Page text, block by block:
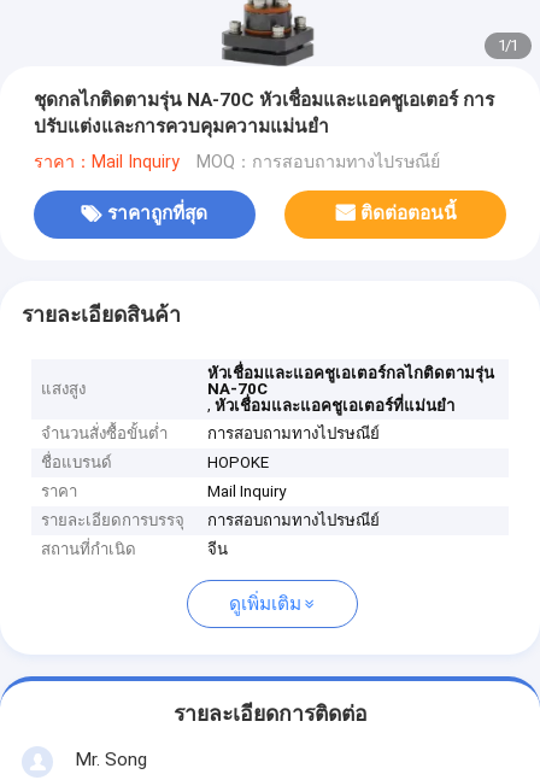
1/1
ชุดกลไกติดตามรุ่น NA-70C หัวเชื่อมและแอคชูเอเตอร์ การ
ปรับแต่งและการควบคุมความแม่นยำ
ราคา：Mail Inquiry MOQ：การสอบถามทางไปรษณีย์
ราคาถูกที่สุด ติดต่อตอนนี้
รายละเอียดสินค้า
แสงสูง
หัวเชื่อมและแอคชูเอเตอร์กลไกติดตามรุ่น
NA-70C
,หัวเชื่อมและแอคชูเอเตอร์ที่แม่นยำ
จำนวนสั่งซื้อขั้นต่ำ
การสอบถามทางไปรษณีย์
ชื่อแบรนด์
HOPOKE
ราคา
Mail Inquiry
รายละเอียดการบรรจุ
การสอบถามทางไปรษณีย์
สถานที่กำเนิด
จีน
ดูเพิ่มเติม
รายละเอียดการติดต่อ
Mr. Song